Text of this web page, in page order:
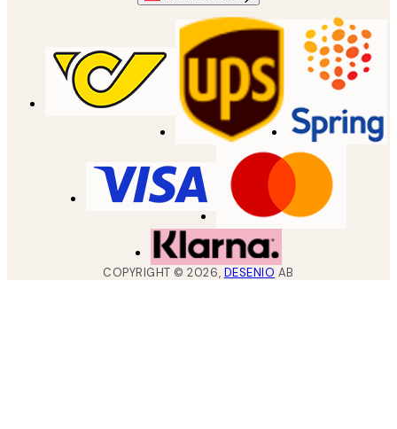
COPYRIGHT ©2026, DESENIO AB